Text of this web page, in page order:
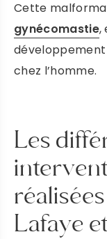
Cette
gynécomastie,
chez l’homme.
Les
Lafaye